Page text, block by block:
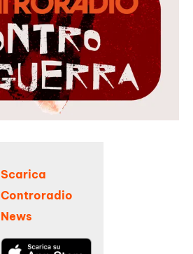
Scarica
Controradio
News